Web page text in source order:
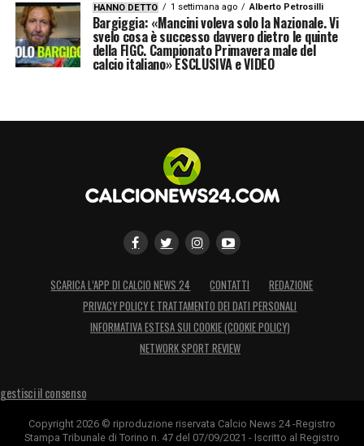
HANNO DETTO 1 settimana ago Alberto Petrosilli
Bargiggia: «Mancini voleva solo la Nazionale. Vi
svelo cosa è successo davvero dietro le quinte
della FIGC. Campionato Primavera male del
calcio italiano» ESCLUSIVA e VIDEO
SCARICA L’APP DI CALCIO NEWS 24 CONTATTI
REDAZIONE
PRIVACY POLICY E TRATTAMENTO DEI DATI PERSONALI
INFORMATIVA ESTESA SUI COOKIE (COOKIE POLICY)
NETWORK SPORT REVIEW
gestisci il consenso
Copyright 2026 © riproduzione riservata Calcio News 24 -Registro
Stampa Tribunale di Torino n. 47 del 07/09/2021 - Iscritto al Registro